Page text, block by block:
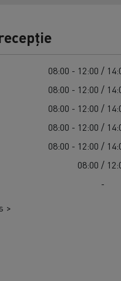
08:00 - 12:00 /
08:00 - 12:00 /
08:00 - 12:00 /
08:00 - 12:00 /
08:00 - 12:00 /
08:00 /
-
>